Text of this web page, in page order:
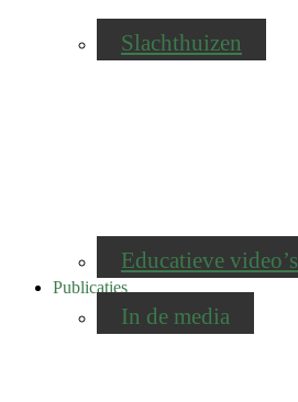
Slachthuizen
Educatieve video’s
Publicaties
In de media